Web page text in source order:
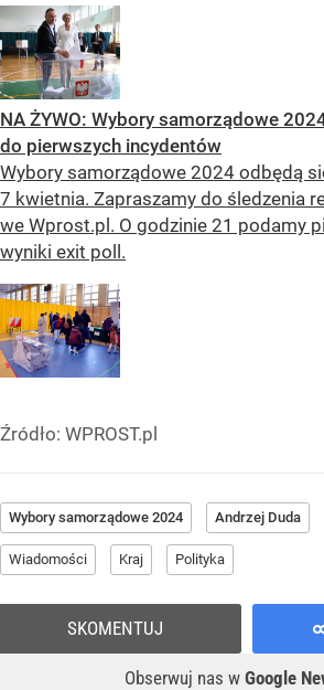
NA ŻYWO: Wybory samorządowe
do pierwszych incydentów
Wybory samorządowe 2024 odbędą
7 kwietnia. Zapraszamy do śledzenia
we Wprost.pl. O godzinie 21 podamy
wyniki exit poll.
Źródło: WPROST.pl
Wybory samorządowe 2024 Andrzej Duda
Wiadomości Kraj Polityka
Obserwuj nas w Google
SKOMENTUJ